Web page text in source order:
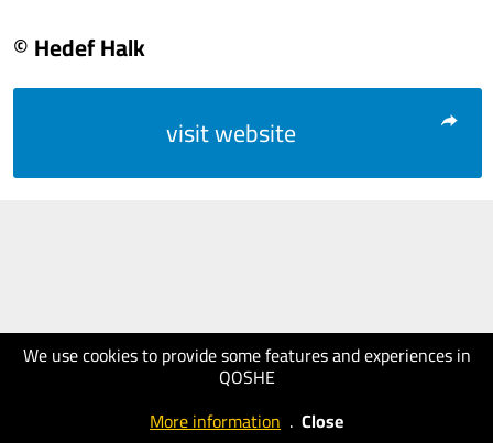
We use cookies to provide some features and experiences in
QOSHE
More information . Close
© Hedef Halk
visit website